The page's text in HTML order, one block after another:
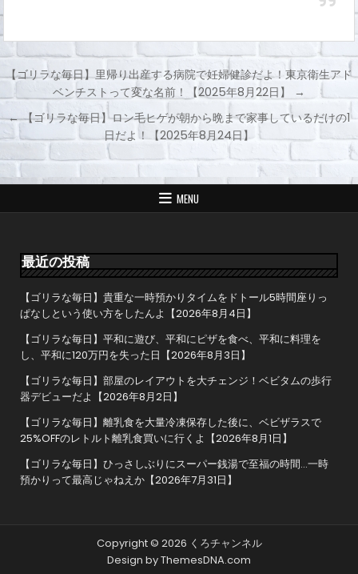
投
稿
ナ
ビ
ー
ョ
【ゴリラな毎日】里帰り出産する病院で妊婦健診だよ！東京衛生アド
ベンチストって変な名前！【2025年8月22日】 →
← 【ゴリラな毎日】ロン毛ヒゲが朝から晩まで家事しているだけの1
日だよ！【2025年8月24日】
MENU
最近の投稿
【ゴリラな毎日】貴重な一時預かりタイムをドトール5時間座りっ
ぱなしという使い方をしたんよ【2026年8月4日】
【ゴリラな毎日】平和に遊び、平和にピザを食べ、平和に料理を
し、平和に120万円を失った日【2026年8月3日】
【ゴリラな毎日】部屋のレイアウトを大チェンジ！ベビタムの歩行
器デビューだよ【2026年8月2日】
【ゴリラな毎日】離乳食を大量冷凍保存した後に、ベビザラスで
25%OFFのレトルト離乳食買いに行くよ【2026年8月1日】
【ゴリラな毎日】ひっさしぶりにスーパー銭湯で至福の時間…一時
預かりって最高じゃねえか【2026年7月31日】
Copyright © 2026 くろチャンネル
Design by ThemesDNA.com